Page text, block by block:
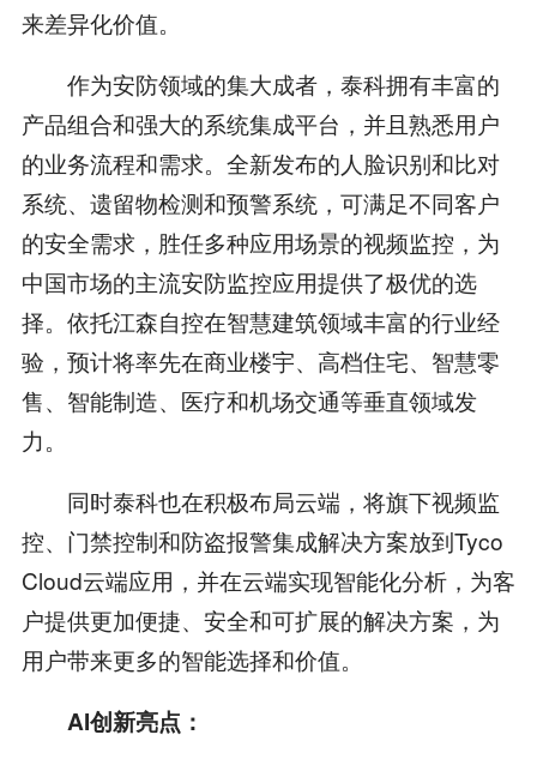
来差异化价值。
作为安防领域的集大成者，泰科拥有丰富的
产品组合和强大的系统集成平台，并且熟悉用户
的业务流程和需求。全新发布的人脸识别和比对
系统、遗留物检测和预警系统，可满足不同客户
的安全需求，胜任多种应用场景的视频监控，为
中国市场的主流安防监控应用提供了极优的选
择。依托江森自控在智慧建筑领域丰富的行业经
验，预计将率先在商业楼宇、高档住宅、智慧零
售、智能制造、医疗和机场交通等垂直领域发
力。
同时泰科也在积极布局云端，将旗下视频监
控、门禁控制和防盗报警集成解决方案放到Tyco
Cloud云端应用，并在云端实现智能化分析，为客
户提供更加便捷、安全和可扩展的解决方案，为
用户带来更多的智能选择和价值。
AI创新亮点：